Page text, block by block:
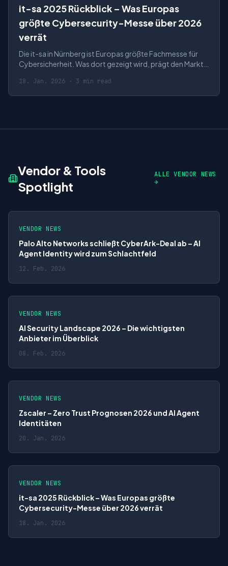
it-sa 2025 Rückblick – Was Europas
größte Cybersecurity-Messe über 2026
verrät
Die it-sa in Nürnberg ist Europas größte Fachmesse für
Cybersicherheit. Was dort gezeigt wird, prägt den Markt
18. Jan. 2026 · 3 min read
Vendor & Tools
Spotlight
ALLE VENDOR NEWS
→
VENDOR NEWS
Palo Alto Networks schließt CyberArk-Deal ab – AI
Agent Identity wird zum Schlachtfeld
12. Feb. 2026
VENDOR NEWS
AI Security Landscape 2026 – Die wichtigsten
Anbieter im Überblick
08. Feb. 2026
VENDOR NEWS
Zscaler – Zero Trust Prognosen 2026 und AI Agent
Identitäten
20. Jan. 2026
VENDOR NEWS
it-sa 2025 Rückblick – Was Europas größte
Cybersecurity-Messe über 2026 verrät
18. Jan. 2026